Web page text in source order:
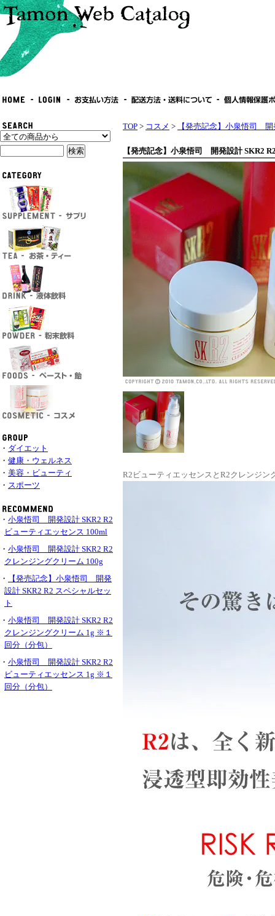
TOP > コスメ > 【発売記念】小泉悟司 開
【発売記念】小泉悟司 開発設計 SKR2
R2ビューティエッセンスとR2クレンジン
・ ダイエット
・ 健康・ウェルネス
・ 美容・ビューティ
・ スポーツ
・ 小泉悟司 開発設計 SKR2 R2
ビューティエッセンス 100ml
・ 小泉悟司 開発設計 SKR2 R2
クレンジングクリーム 100g
・
【発売記念】小泉悟司 開発
設計 SKR2 R2 スペシャルセッ
ト
・ 小泉悟司 開発設計 SKR2 R2
クレンジングクリーム 1g ※１
回分（分包）
・ 小泉悟司 開発設計 SKR2 R2
ビューティエッセンス 1g ※１
回分（分包）